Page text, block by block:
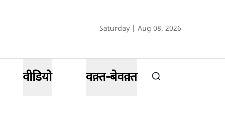
Saturday | Aug 08, 2026
वीडियो वक़्त-बेवक़्त